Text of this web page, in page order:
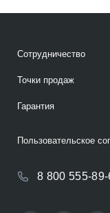
Сотрудничество
Точки продаж
Гарантия
8 800 555-89-
Пользовательское